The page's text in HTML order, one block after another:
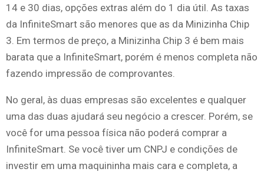
14 e 30 dias, opções extras além do 1 dia útil. As taxas
da InfiniteSmart são menores que as da Minizinha Chip
3. Em termos de preço, a Minizinha Chip 3 é bem mais
barata que a InfiniteSmart, porém é menos completa não
fazendo impressão de comprovantes.
No geral, às duas empresas são excelentes e qualquer
uma das duas ajudará seu negócio a crescer. Porém, se
você for uma pessoa física não poderá comprar a
InfiniteSmart. Se você tiver um CNPJ e condições de
investir em uma maquininha mais cara e completa, a